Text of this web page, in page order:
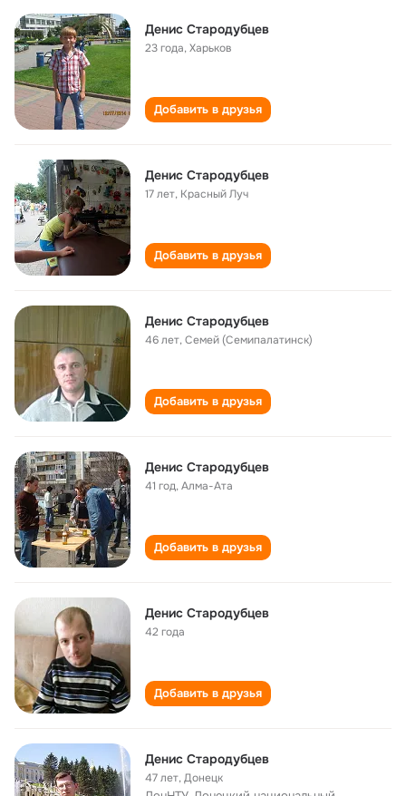
Денис Стародубцев
23 года,Харьков
Добавить в друзья
Денис Стародубцев
17 лет, Красный Луч
Добавить в друзья
Денис Стародубцев
46 лет,Семей (Семипалатинск)
Добавить в друзья
Денис Стародубцев
41 год,Алма-Ата
Добавить в друзья
Денис Стародубцев
42 года
Добавить в друзья
Денис Стародубцев
47 лет,Донецк